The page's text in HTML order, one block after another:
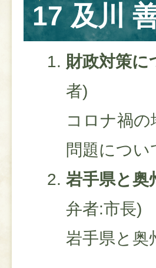
17 及川
財政対策に
者)
コロナ禍
問題につい
岩手県と奥
弁者:市長)
岩手県と奥